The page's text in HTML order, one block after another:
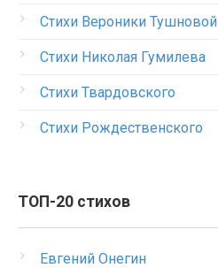
Стихи Вероники Тушновой
Стихи Николая Гумилева
Стихи Твардовского
Стихи Рождественского
ТОП-20 стихов
Евгений Онегин